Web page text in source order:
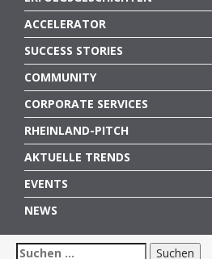
ACCELERATOR
SUCCESS STORIES
COMMUNITY
CORPORATE SERVICES
RHEINLAND-PITCH
AKTUELLE TRENDS
EVENTS
NEWS
Suchen